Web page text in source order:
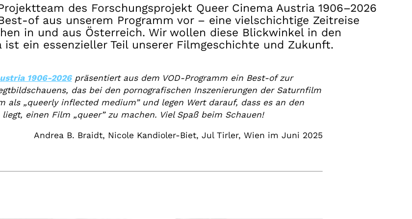
des Forschungsprojekt Queer Cinema Austria 1906–2026
of aus unserem Programm vor – eine vielschichtige Zeitreise
in und aus Österreich. Wir wollen diese Blickwinkel in den
ein essenzieller Teil unserer Filmgeschichte und Zukunft.
1906-2026präsentiert aus dem VOD-Programm ein Best-of zur
das bei den pornografischen Inszenierungen der Saturnfilm
als „queerly inflected medium” und legen Wert darauf, dass es an den
einen Film „queer” zu machen. Viel Spaß beim Schauen!
Andrea B. Braidt, Nicole Kandioler-Biet, Jul Tirler, Wien im Juni 2025